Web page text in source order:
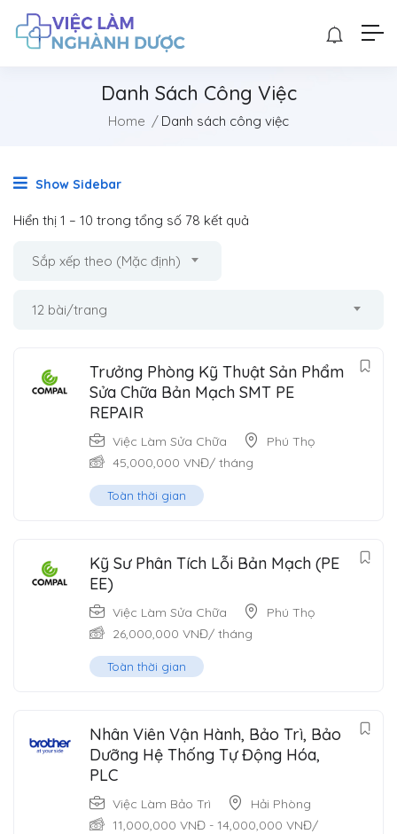
Danh Sách Công Việc
Home Danh sách công việc
Show Sidebar
Hiển thị 1 – 10 trong tổng số 78 kết quả
Sắp xếp theo (Mặc định)
12 bài/trang
Trưởng Phòng Kỹ Thuật Sản Phẩm
Sửa Chữa Bản Mạch SMT PE
REPAIR
Việc Làm Sửa Chữa
Phú Thọ
45,000,000 VNĐ/ tháng
Toàn thời gian
Kỹ Sư Phân Tích Lỗi Bản Mạch (PE
EE)
Việc Làm Sửa Chữa
Phú Thọ
26,000,000 VNĐ/ tháng
Toàn thời gian
Nhân Viên Vận Hành, Bảo Trì, Bảo
Dưỡng Hệ Thống Tự Động Hóa,
PLC
Việc Làm Bảo Trì
Hải Phòng
11,000,000 VNĐ - 14,000,000 VNĐ/